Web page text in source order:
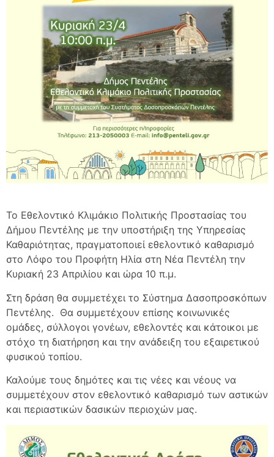
Το Εθελοντικό Κλιμάκιο Πολιτικής Προστασίας του
Δήμου Πεντέλης με την υποστήριξη της Υπηρεσίας
Καθαριότητας, πραγματοποιεί εθελοντικό καθαρισμό
στο Λόφο του Προφήτη Ηλία στη Νέα Πεντέλη την
Κυριακή 23 Απριλίου και ώρα 10 π.μ.
Στη δράση θα συμμετέχει το Σύστημα Δασοπροσκόπων
Πεντέλης. Θα συμμετέχουν επίσης κοινωνικές
ομάδες, σύλλογοι γονέων, εθελοντές και κάτοικοι με
στόχο τη διατήρηση και την ανάδειξη του εξαιρετικού
φυσικού τοπίου.
Καλούμε τους δημότες και τις νέες και νέους να
συμμετέχουν στον εθελοντικό καθαρισμό των αστικών
και περιαστικών δασικών περιοχών μας.